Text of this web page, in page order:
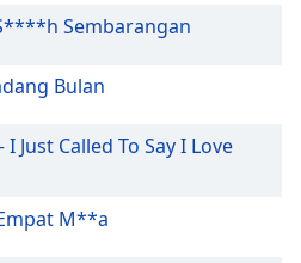
Sembarangan
Bulan
Just Called To Say I Love
M**a